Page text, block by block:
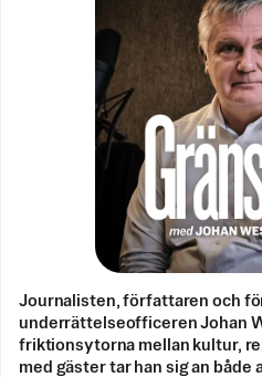
Journalisten, författaren och
underrättelseofficeren Johan
friktionsytorna mellan kultur,
med gäster tar han sig an både